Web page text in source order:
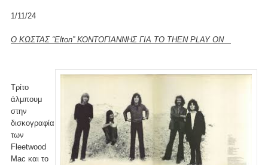
1/11/24
Ο ΚΩΣΤΑΣ “Elton” ΚΟΝΤΟΓΙΑΝΝΗΣ ΓΙΑ ΤΟ THEN PLAY ON
Τρίτο
άλμπουμ
στην
δισκογραφία
των
Fleetwood
Mac και το